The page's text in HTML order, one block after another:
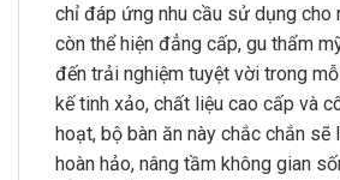
chỉ đáp ứng nhu cầu sử dụng cho
còn thể hiện đẳng cấp, gu thẩm
đến trải nghiệm tuyệt vời trong
kế tinh xảo, chất liệu cao cấp và
hoạt, bộ bàn ăn này chắc chắn sẽ
hoàn hảo, nâng tầm không gian